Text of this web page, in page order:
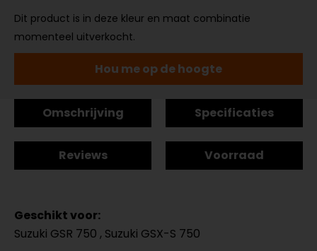
Dit product is in deze kleur en maat combinatie
momenteel uitverkocht.
Hou me op de hoogte
Omschrijving Specificaties
Reviews Voorraad
Geschikt voor:
Suzuki GSR 750 , Suzuki GSX-S 750